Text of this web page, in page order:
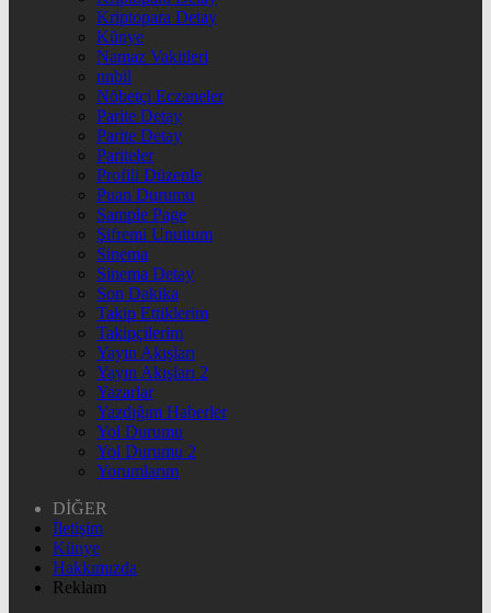
Kriptopara Detay
Künye
Namaz Vakitleri
nnbil
Nöbetçi Eczaneler
Parite Detay
Parite Detay
Pariteler
Profili Düzenle
Puan Durumu
Sample Page
Şifremi Unuttum
Sinema
Sinema Detay
Son Dakika
Takip Ettiklerim
Takipçilerim
Yayın Akışları
Yayın Akışları 2
Yazarlar
Yazdığım Haberler
Yol Durumu
Yol Durumu 2
Yorumlarım
DİĞER
İletişim
Künye
Hakkımızda
Reklam